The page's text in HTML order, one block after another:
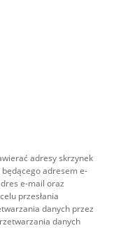
adresy skrzynek
adresem e-
e-mail oraz
przesłania
danych przez
danych